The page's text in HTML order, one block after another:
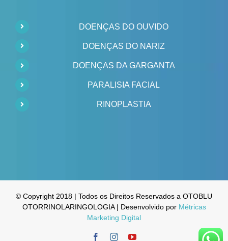
DOENÇAS DO OUVIDO
DOENÇAS DO NARIZ
DOENÇAS DA GARGANTA
PARALISIA FACIAL
RINOPLASTIA
© Copyright 2018 | Todos os Direitos Reservados a OTOBLU
OTORRINOLARINGOLOGIA | Desenvolvido por Métricas
Marketing Digital
FacebookInstagramYouTube